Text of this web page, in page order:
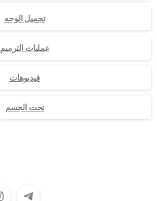
تجميل الوجه
عمليات الترميم
فيديوهات
نحت الجسم